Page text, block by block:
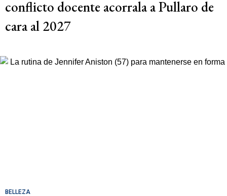
conflicto docente acorrala a Pullaro de
cara al 2027
BELLEZA